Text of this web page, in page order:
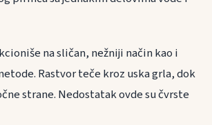
na sličan, nežniji način kao i
Rastvor teče kroz uska grla, dok
strane. Nedostatak ovde su čvrste